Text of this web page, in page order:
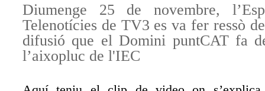
Diumenge 25 de novembre,
Telenotícies de TV3 es va fer ressò
difusió que el Domini puntCAT fa
l’aixopluc de l'IEC